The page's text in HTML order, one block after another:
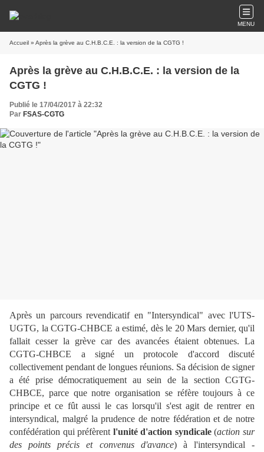
MENU
Accueil » Après la grève au C.H.B.C.E. : la version de la CGTG !
Après la grève au C.H.B.C.E. : la version de la
CGTG !
Publié le 17/04/2017 à 22:32
Par FSAS-CGTG
Après un parcours revendicatif en "Intersyndical" avec l'UTS-
UGTG, la CGTG-CHBCE a estimé, dès le 20 Mars dernier, qu'il
fallait cesser la grève car des avancées étaient obtenues. La
CGTG-CHBCE a signé un protocole d'accord discuté
collectivement pendant de longues réunions. Sa décision de signer
a été prise démocratiquement au sein de la section CGTG-
CHBCE, parce que notre organisation se réfère toujours à ce
principe et ce fût aussi le cas lorsqu'il s'est agit de rentrer en
intersyndical, malgré la prudence de notre fédération et de notre
confédération qui préfèrent l'unité d'action syndicale(action sur
des points précis et convenus d'avance) à l'intersyndical -